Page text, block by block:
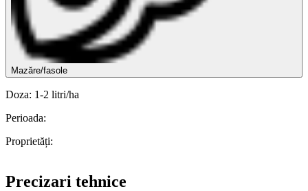
Mazăre/fasole
Doza: 1-2 litri/ha
Perioada:
Proprietăți:
Precizari tehnice